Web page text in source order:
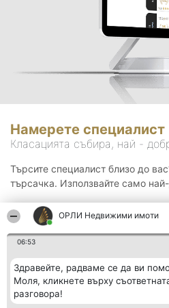
ОРЛИ Недвижими имоти
06:53
Здравейте, радваме се да ви
Моля, кликнете върху
разговора!
Намерете специалист
Класацията събира, най -
Търсите специалист близо до
търсачка. Използвайте само